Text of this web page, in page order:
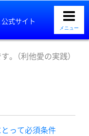
式サイト
メニュー
（利他愛の実践）
って必須条件